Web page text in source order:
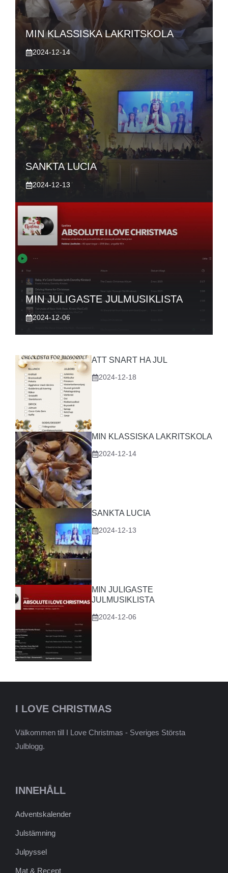
MIN KLASSISKA LAKRITSKOLA
2024-12-14
SANKTA LUCIA
2024-12-13
MIN JULIGASTE JULMUSIKLISTA
2024-12-06
ATT SNART HA JUL
2024-12-18
MIN KLASSISKA LAKRITSKOLA
2024-12-14
SANKTA LUCIA
2024-12-13
MIN JULIGASTE
JULMUSIKLISTA
2024-12-06
I LOVE CHRISTMAS
Välkommen till I Love Christmas - Sveriges Största
Julblogg.
INNEHÅLL
Adventskalender
Julstämning
Julpyssel
Mat & Recept